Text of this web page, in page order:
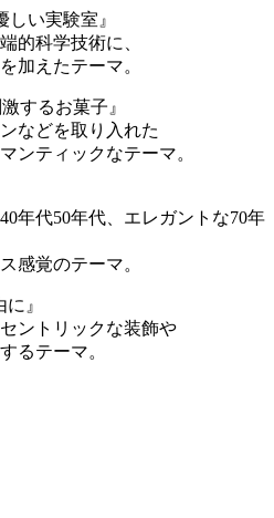
しい実験室』
的科学技術に、
加えたテーマ。
激するお菓子』
などを取り入れた
ンティックなテーマ。
年代50年代、エレガントな70年
感覚のテーマ。
』
ントリックな装飾や
るテーマ。